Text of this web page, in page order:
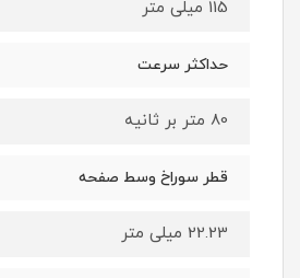
115 میلی متر
حداکثر سرعت
80 متر بر ثانیه
قطر سوراخ وسط صفحه
22.23 میلی ‌متر